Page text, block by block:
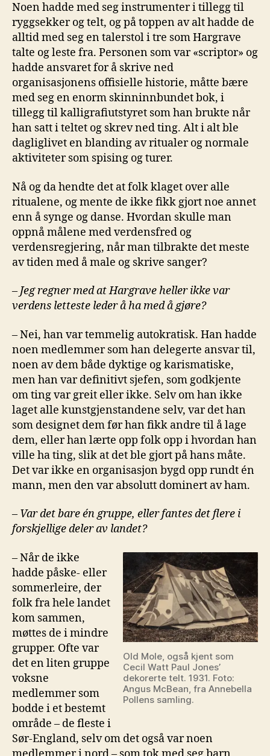
Noen hadde med seg instrumenter i tillegg til
ryggsekker og telt, og på toppen av alt hadde de
alltid med seg en talerstol i tre som Hargrave
talte og leste fra. Personen som var «scriptor» og
hadde ansvaret for å skrive ned
organisasjonens offisielle historie, måtte bære
med seg en enorm skinninnbundet bok, i
tillegg til kalligrafiutstyret som han brukte når
han satt i teltet og skrev ned ting. Alt i alt ble
dagliglivet en blanding av ritualer og normale
aktiviteter som spising og turer.
Nå og da hendte det at folk klaget over alle
ritualene, og mente de ikke fikk gjort noe annet
enn å synge og danse. Hvordan skulle man
oppnå målene med verdensfred og
verdensregjering, når man tilbrakte det meste
av tiden med å male og skrive sanger?
– Jeg regner med at Hargrave heller ikke var
verdens letteste leder å ha med å gjøre?
– Nei, han var temmelig autokratisk. Han hadde
noen medlemmer som han delegerte ansvar til,
noen av dem både dyktige og karismatiske,
men han var definitivt sjefen, som godkjente
om ting var greit eller ikke. Selv om han ikke
laget alle kunstgjenstandene selv, var det han
som designet dem før han fikk andre til å lage
dem, eller han lærte opp folk opp i hvordan han
ville ha ting, slik at det ble gjort på hans måte.
Det var ikke en organisasjon bygd opp rundt én
mann, men den var absolutt dominert av ham.
– Var det bare én gruppe, eller fantes det flere i
forskjellige deler av landet?
Old Mole, også kjent som
Cecil Watt Paul Jones’
dekorerte telt. 1931. Foto:
Angus McBean, fra Annebella
Pollens samling.
– Når de ikke
hadde påske- eller
sommerleire, der
folk fra hele landet
kom sammen,
møttes de i mindre
grupper. Ofte var
det en liten gruppe
voksne
medlemmer som
bodde i et bestemt
område – de fleste i
Sør-England, selv om det også var noen